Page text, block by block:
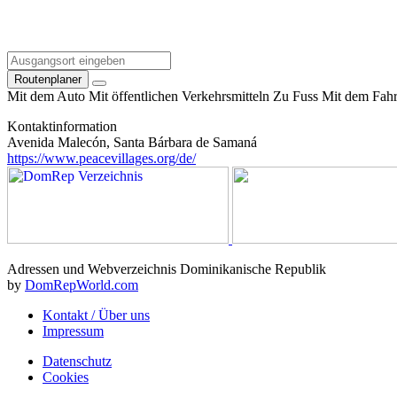
Routenplaner
Mit dem Auto Mit öffentlichen Verkehrsmitteln Zu Fuss Mit dem
Kontaktinformation
Avenida Malecón, Santa Bárbara de Samaná
https://www.peacevillages.org/de/
Adressen und Webverzeichnis Dominikanische Republik
by DomRepWorld.com
Kontakt / Über uns
Impressum
Datenschutz
Cookies